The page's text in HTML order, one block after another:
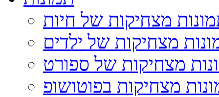
מצחיקות של חיות
מצחיקות של ילדים
מצחיקות של ספורט
מצחיקות בפוטושופ